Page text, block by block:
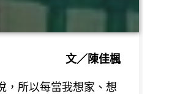
文／陳佳楓
，所以每當我想家、想